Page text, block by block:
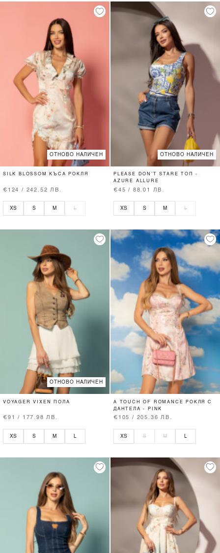
ОТНОВО НАЛИЧЕН
SILK BLOSSOM КЪСА РОКЛЯ
€124 / 242.52 ЛВ.
XS S M L
ОТНОВО НАЛИЧЕН
PLEASE DON’T STARE ТОП -
AZURE ALLURE
€45 / 88.01 ЛВ.
XS S M L
ОТНОВО НАЛИЧЕН
VOYAGER VIXEN ПОЛА
€91 / 177.98 ЛВ.
XS S M
A TOUCH OF ROMANCE РОКЛЯ С
ДАНТЕЛА - PINK
€105 / 205.36 ЛВ.
XS S M